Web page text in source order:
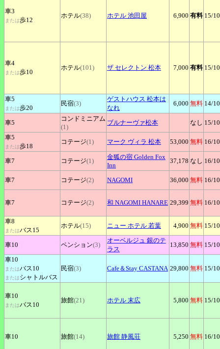
車3
または歩12
ホテル(38) ホテル 池田屋 6,900 有料 15/10
車4
または歩10
ホテル(101) ザ セレクトン 松本 7,000 有料 15/10
車5
または歩20
民宿(3)
ゲストハウス 松本は
なれ
6,000 無料 14/10
車5
コンドミニアム
(1)
ブルナーヴァ松本 なし 15/10
車5
または歩18
コテージ(1) マーク ヴィラ 松本 53,000 無料 16/10
車7 コテージ(1)
金狐の宿 Golden Fox
Inn
37,178 なし 16/10
車7 コテージ(2) NAGOMI 36,000 無料 16/10
車7 コテージ(2) 和 NAGOMI HANARE 29,399 無料 16/10
車8
またはバス15
ホテル(15) ニュー ホテル 若葉 4,900 無料 15/10
車10 ペンション(3)
オーベルジュ 銀のテ
ラス
13,850 無料 15/10
車10
またはバス10
またはシャトルバス
民宿(3) Cafe＆Stay CASTANA 29,800 無料 15/10
車10
またはバス10
旅館(21) ホテル 末広 5,800 無料 15/10
車10 旅館(14) 旅館 静風荘 5,250 無料 16/10